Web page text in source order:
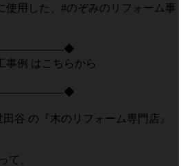
使用した、#のぞみのリフォーム事
事例 はこちらから
谷 の『木のリフォーム専門店』
て、